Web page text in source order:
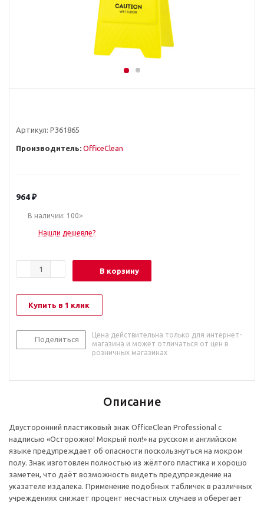
Артикул: Р361865
Производитель: OfficeClean
964₽
В наличии: 100>
Нашли дешевле?
В корзину
Купить в 1 клик
Поделиться
Цена действительна только для интернет-
магазина и может отличаться от цен в
розничных магазинах
Описание
Двусторонний пластиковый знак OfficeClean Professional с
надписью «Осторожно! Мокрый пол!» на русском и английском
языке предупреждает об опасности поскользнуться на мокром
полу. Знак изготовлен полностью из жёлтого пластика и хорошо
заметен, что даёт возможность видеть предупреждение на
указателе издалека. Применение подобных табличек в различных
учреждениях снижает процент несчастных случаев и оберегает